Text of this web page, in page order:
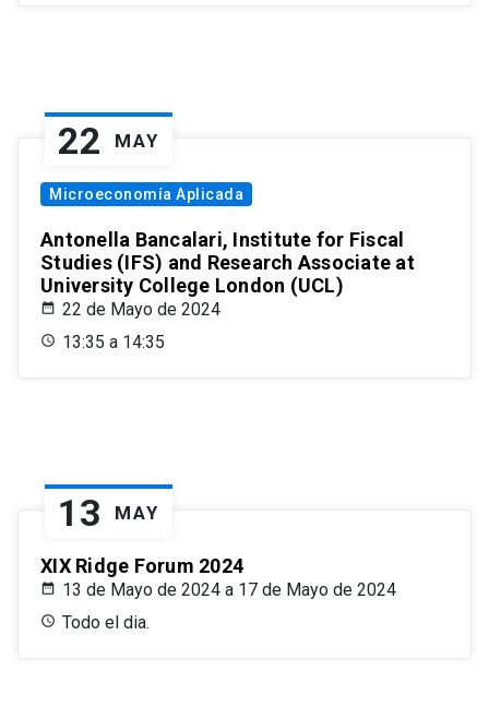
22 MAY
Microeconomía Aplicada
Antonella Bancalari, Institute for Fiscal
Studies (IFS) and Research Associate at
University College London (UCL)
22 de Mayo de 2024
13:35 a 14:35
13 MAY
XIX Ridge Forum 2024
13 de Mayo de 2024 a 17 de Mayo de 2024
Todo el dia.